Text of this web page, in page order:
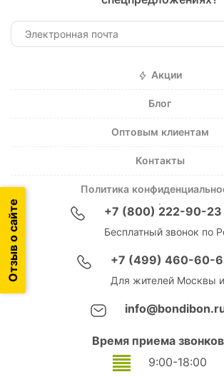
Отзыв о сайте
Акции
Блог
Оптовым клиентам
Контакты
Политика
+7 (800) 222-90-23
Бесплатный звонок по
+7 (499) 460-60-
Для жителей Москвы
Время приема
9:00-18:00